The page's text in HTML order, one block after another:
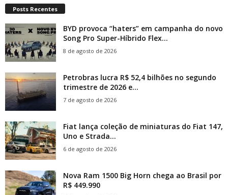
Posts Recentes
BYD provoca “haters” em campanha do novo
Song Pro Super-Híbrido Flex...
8 de agosto de 2026
Petrobras lucra R$ 52,4 bilhões no segundo
trimestre de 2026 e...
7 de agosto de 2026
Fiat lança coleção de miniaturas do Fiat 147,
Uno e Strada...
6 de agosto de 2026
Nova Ram 1500 Big Horn chega ao Brasil por
R$ 449.990